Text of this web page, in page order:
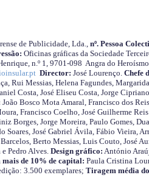
de Publicidade, Lda., nº. Pessoa
Oficinas gráficas da Sociedade
n.º 1, 9701-098 Angra do
Director: José Lourenço. Chefe
Rui Messias, Helena Fagundes,
Costa, José Eliseu Costa, Jorge
João Bosco Mota Amaral, Francisco dos
Francisco Coelho, José Guilherme
Borges, Jorge Moreira, Paulo Gomes,
Soares, José Gabriel Ávila, Fábio Vieira,
Berto Messias, Luis Couto, José
Pedro Alves.Design gráfico: António
mais de 10% de capital: Paula Cristina
3.500 exemplares; Tiragem média